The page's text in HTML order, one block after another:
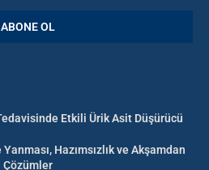
Etkili Ürik Asit Düşürücü
Hazımsızlık ve Akşamdan
Çözümler